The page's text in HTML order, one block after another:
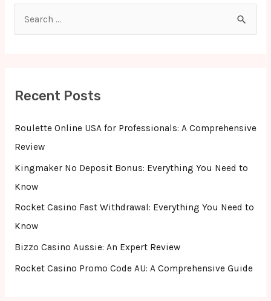
f
o
Recent Posts
Roulette Online USA for Professionals: A Comprehensive
Review
Kingmaker No Deposit Bonus: Everything You Need to
Know
Rocket Casino Fast Withdrawal: Everything You Need to
Know
Bizzo Casino Aussie: An Expert Review
Rocket Casino Promo Code AU: A Comprehensive Guide